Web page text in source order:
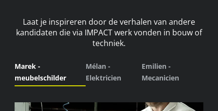
Laat je inspireren door de verhalen van andere
kandidaten die via IMPACT werk vonden in bouw of
techniek.
Marek -
meubelschilder
Mélan -
Elektricien
Emilien -
Mecanicien